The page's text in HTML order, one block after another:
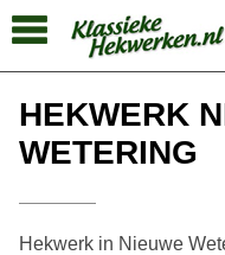
HEKWERK
WETERING
Hekwerk in Nieuwe